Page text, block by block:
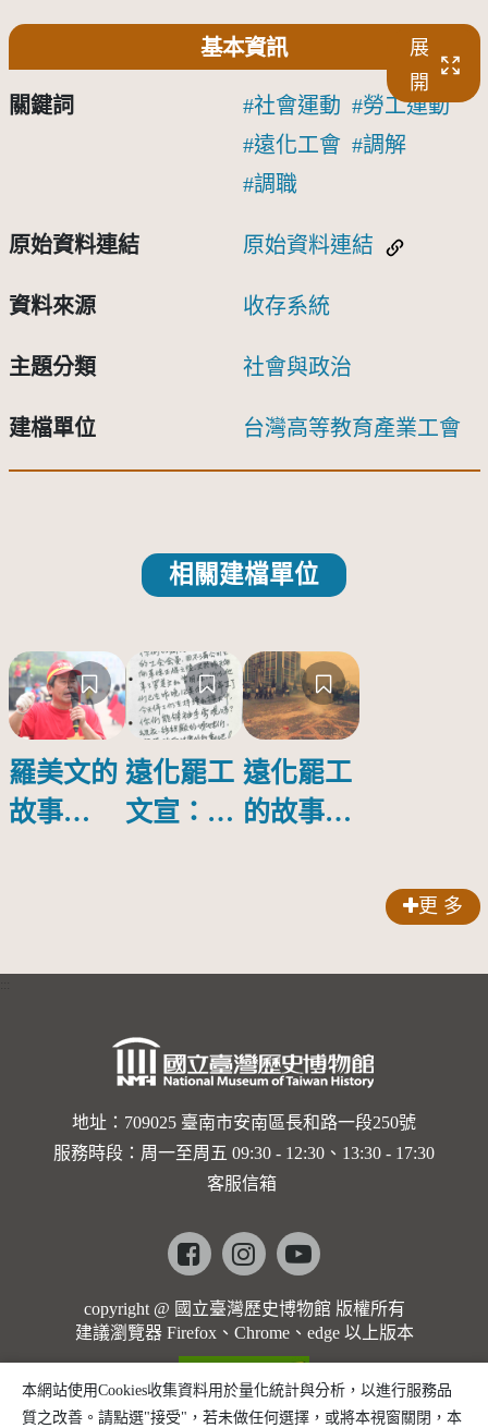
基本資訊
展
開
關鍵詞 社會運動
勞工運動
遠化工會
調解
調職
原始資料連結 原始資料連結
資料來源 收存系統
主題分類 社會與政治
建檔單位 台灣高等教育產業工會
相關建檔單位
羅美文的
故事
遠化罷工
文宣：致
姐妹們
遠化罷工
的故事
（1989/05/17-
1989/05/25）
更 多
地址：709025 臺南市安南區長和路一段250號
服務時段：周一至周五 09:30 - 12:30、13:30 - 17:30
客服信箱
Facebookinstagramyoutube
copyright @ 國立臺灣歷史博物館 版權所有
建議瀏覽器 Firefox、Chrome、edge 以上版本
本網站使用Cookies收集資料用於量化統計與分析，以進行服務品
質之改善。請點選"接受"，若未做任何選擇，或將本視窗關閉，本